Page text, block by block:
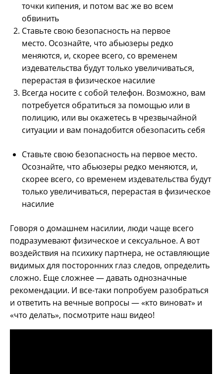
точки кипения, и потом вас же во всем
обвинить
Ставьте свою безопасность на первое
место. Осознайте, что абьюзеры редко
меняются, и, скорее всего, со временем
издевательства будут только увеличиваться,
перерастая в физическое насилие
Всегда носите с собой телефон. Возможно, вам
потребуется обратиться за помощью или в
полицию, или вы окажетесь в чрезвычайной
ситуации и вам понадобится обезопасить себя
Ставьте свою безопасность на первое место.
Осознайте, что абьюзеры редко меняются, и,
скорее всего, со временем издевательства будут
только увеличиваться, перерастая в физическое
насилие
Говоря о домашнем насилии, люди чаще всего
подразумевают физическое и сексуальное. А вот
воздействия на психику партнера, не оставляющие
видимых для посторонних глаз следов, определить
сложно. Еще сложнее — давать однозначные
рекомендации. И все-таки попробуем разобраться
и ответить на вечные вопросы — «кто виноват» и
«что делать», посмотрите наш видео!